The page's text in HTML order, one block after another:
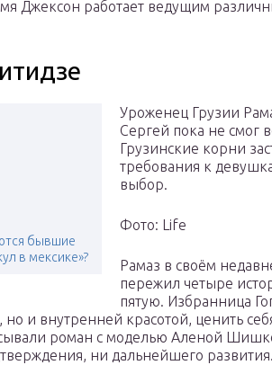
Джексон работает ведущим
бывшие
в мексике»?
Уроженец Грузии
Сергей пока не смог
Грузинские корни
требования к
выбор.
Фото: Life
Рамаз в своём
пережил четыре
пятую. Избранница
и внутренней красотой, ценить
роман с моделью Аленой
ни дальнейшего развития.